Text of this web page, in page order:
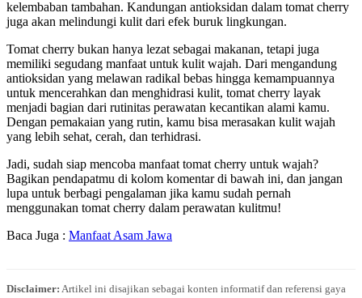
kelembaban tambahan. Kandungan antioksidan dalam tomat cherry
juga akan melindungi kulit dari efek buruk lingkungan.
Tomat cherry bukan hanya lezat sebagai makanan, tetapi juga
memiliki segudang manfaat untuk kulit wajah. Dari mengandung
antioksidan yang melawan radikal bebas hingga kemampuannya
untuk mencerahkan dan menghidrasi kulit, tomat cherry layak
menjadi bagian dari rutinitas perawatan kecantikan alami kamu.
Dengan pemakaian yang rutin, kamu bisa merasakan kulit wajah
yang lebih sehat, cerah, dan terhidrasi.
Jadi, sudah siap mencoba manfaat tomat cherry untuk wajah?
Bagikan pendapatmu di kolom komentar di bawah ini, dan jangan
lupa untuk berbagi pengalaman jika kamu sudah pernah
menggunakan tomat cherry dalam perawatan kulitmu!
Baca Juga : Manfaat Asam Jawa
Disclaimer: Artikel ini disajikan sebagai konten informatif dan referensi gaya